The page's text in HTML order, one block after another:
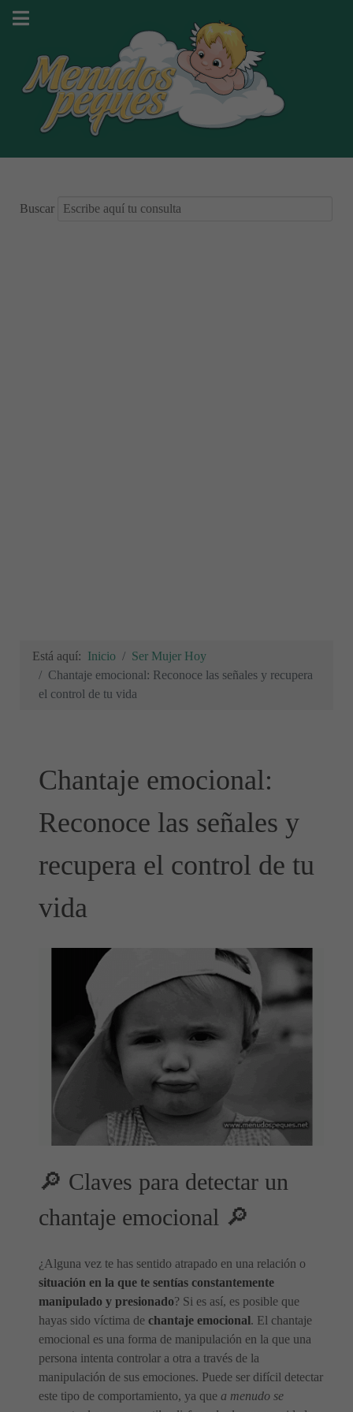
Buscar
Está aquí: Inicio
Ser Mujer Hoy
Chantaje emocional: Reconoce las señales y recupera
el control de tu vida
Chantaje emocional:
Reconoce las señales y
recupera el control de tu
vida
🔎 Claves para detectar un
chantaje emocional 🔎
¿Alguna vez te has sentido atrapado en una relación o
situación en la que te sentías constantemente
manipulado y presionado? Si es así, es posible que
hayas sido víctima de chantaje emocional. El chantaje
emocional es una forma de manipulación en la que una
persona intenta controlar a otra a través de la
manipulación de sus emociones. Puede ser difícil detectar
este tipo de comportamiento, ya que a menudo se